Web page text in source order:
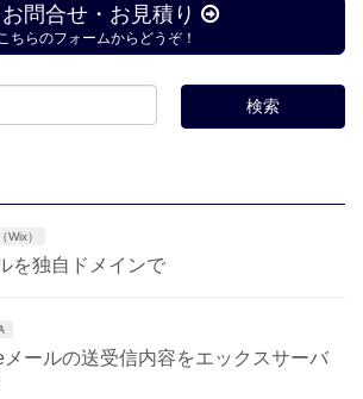
問合せ・お見積り
ちらのフォームからどうぞ！
Wix）
を独自ドメインで
ールの送受信内容をエックスサーバ